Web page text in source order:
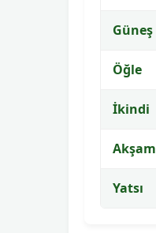
Güneş
Öğle
İkindi
Akşam
Yatsı